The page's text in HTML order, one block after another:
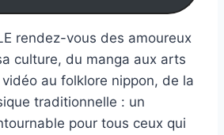
rendez-vous des amoureux
culture, du manga aux arts
au folklore nippon, de la
traditionnelle : un
pour tous ceux qui